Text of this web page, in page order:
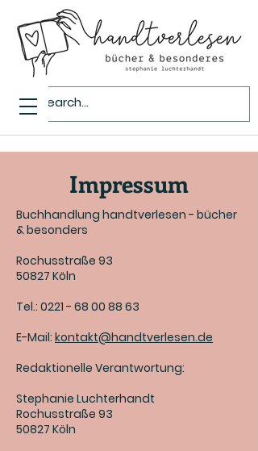
Impressum
Buchhandlung handtverlesen - bücher
& besonders
Rochusstraße 93
50827 Köln
Tel.: 0221 - 68 00 88 63
E-Mail: kontakt@handtverlesen.de
Redaktionelle Verantwortung:
Stephanie Luchterhandt
Rochusstraße 93
50827 Köln